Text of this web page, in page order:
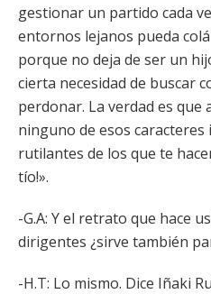
gestionar un partido cada
entornos lejanos pueda
porque no deja de ser un
cierta necesidad de buscar
perdonar. La verdad es que
ninguno de esos
rutilantes de los que te
tío!».
-G.A: Y el retrato que hace
dirigentes ¿sirve también
-H.T: Lo mismo. Dice Iñaki